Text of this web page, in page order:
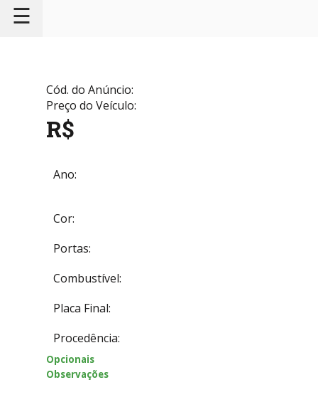
☰
Cód. do Anúncio:
Preço do Veículo:
R$
Ano:
Cor:
Portas:
Combustível:
Placa Final:
Procedência:
Opcionais
Observações